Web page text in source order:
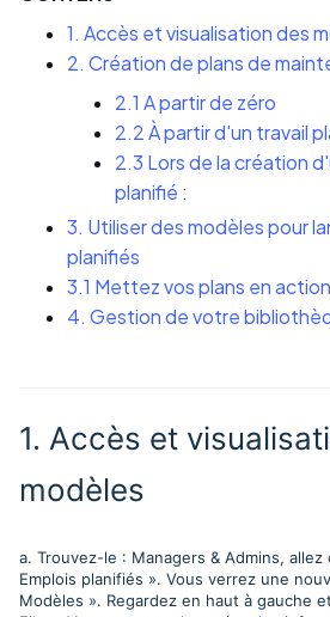
1. Accès et visualisation des
2. Création de plans de
2.1 A partir de zéro
2.2 À partir d'un travail
2.3 Lors de la création
planifié :
3. Utiliser des modèles pour
planifiés
3.1 Mettez vos plans en
4. Gestion de votre
1. Accès et
modèles
a. Trouvez-le : Managers & Admins, allez
Emplois planifiés ». Vous verrez une
Modèles ». Regardez en haut à gauche